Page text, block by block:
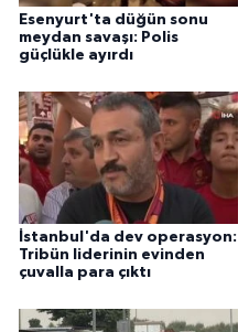
Esenyurt'ta düğün sonu
meydan savaşı: Polis
güçlükle ayırdı
İstanbul'da dev operasyon:
Tribün liderinin evinden
çuvalla para çıktı